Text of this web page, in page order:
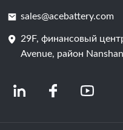
Батарейная ячейка
sales@acebattery.com
29F, финансовый
Avenue, район